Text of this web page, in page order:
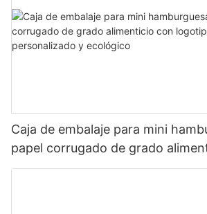
Caja de embalaje para mini
papel corrugado de grado
logotipo impreso personalizado